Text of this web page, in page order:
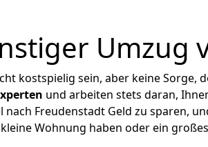
Umzug
kostspielig sein, aber keine Sorge,
und arbeiten stets daran,
Freudenstadt Geld zu sparen,
Wohnung haben oder ein